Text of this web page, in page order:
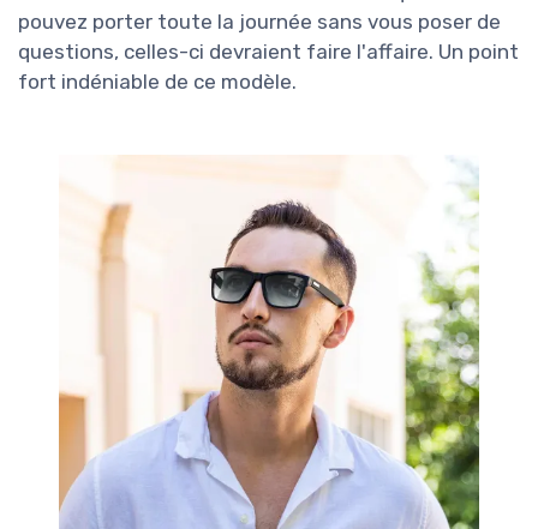
pouvez porter toute la journée sans vous poser de
questions, celles-ci devraient faire l'affaire. Un point
fort indéniable de ce modèle.